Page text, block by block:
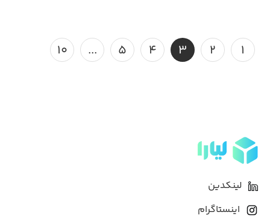
۱ ۲ ۳ ۴ ۵ ... ۱۰
لینکدین
اینستاگرام